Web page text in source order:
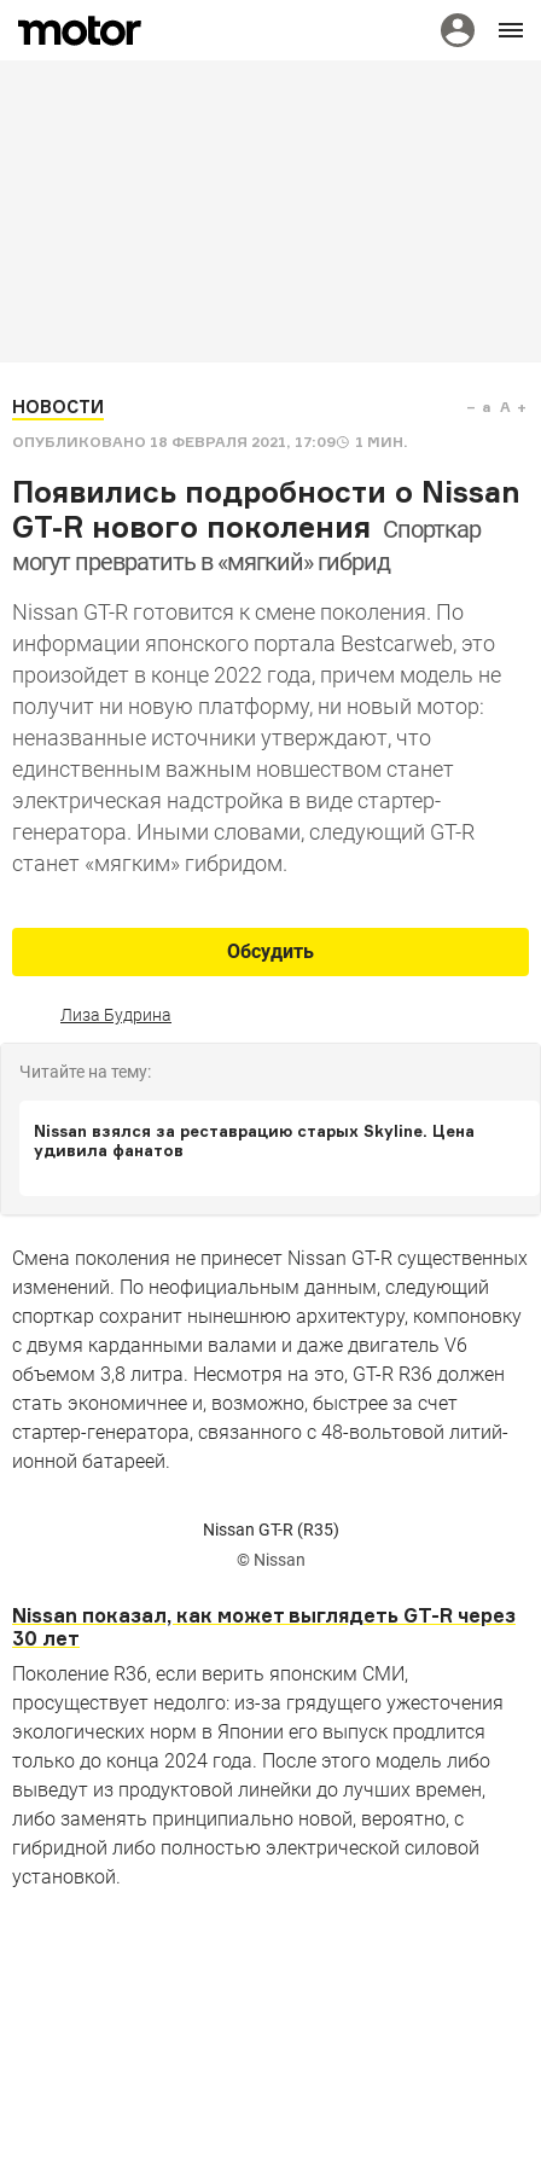
НОВОСТИ
ОПУБЛИКОВАНО 18 ФЕВРАЛЯ 2021, 17:09 1 МИН.
a A
Появились подробности о Nissan
GT-R нового поколения Спорткар
могут превратить в «мягкий» гибрид
Nissan GT-R готовится к смене поколения. По
информации японского портала Bestcarweb, это
произойдет в конце 2022 года, причем модель не
получит ни новую платформу, ни новый мотор:
неназванные источники утверждают, что
единственным важным новшеством станет
электрическая надстройка в виде стартер-
генератора. Иными словами, следующий GT-R
станет «мягким» гибридом.
Обсудить
Лиза Будрина
Читайте на тему:
Nissan взялся за реставрацию старых Skyline. Цена
удивила фанатов
Смена поколения не принесет Nissan GT-R существенных
изменений. По неофициальным данным, следующий
спорткар сохранит нынешнюю архитектуру, компоновку
с двумя карданными валами и даже двигатель V6
объемом 3,8 литра. Несмотря на это, GT-R R36 должен
стать экономичнее и, возможно, быстрее за счет
стартер-генератора, связанного с 48-вольтовой литий-
ионной батареей.
Nissan GT-R (R35)
© Nissan
Nissan показал, как может выглядеть GT-R через
30 лет
Поколение R36, если верить японским СМИ,
просуществует недолго: из-за грядущего ужесточения
экологических норм в Японии его выпуск продлится
только до конца 2024 года. После этого модель либо
выведут из продуктовой линейки до лучших времен,
либо заменять принципиально новой, вероятно, с
гибридной либо полностью электрической силовой
установкой.